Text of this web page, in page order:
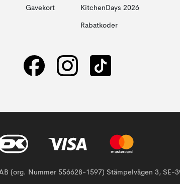
Gavekort KitchenDays 2026
Rabatkoder
(org. Nummer 556628-1597) Stämpelvägen 3, SE-